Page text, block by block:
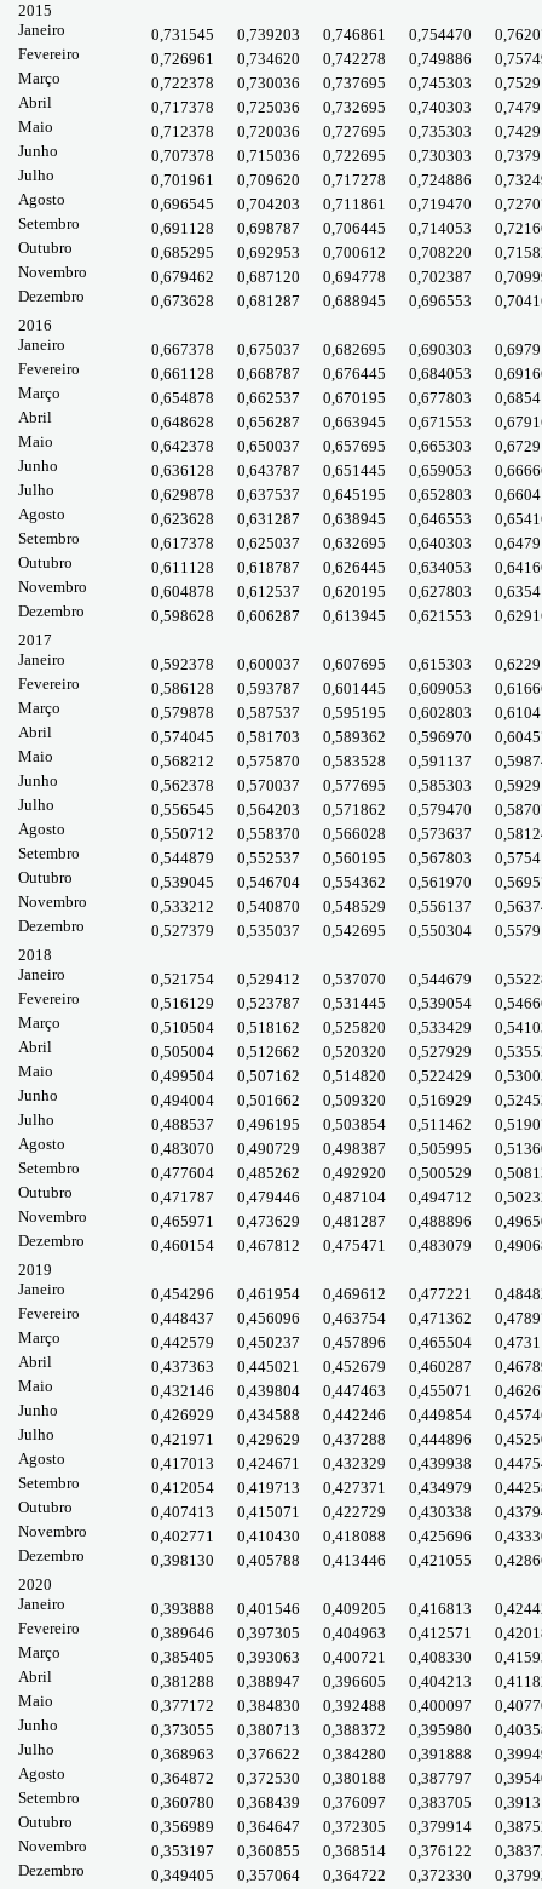
2015
Janeiro
0,731545 0,739203 0,746861 0,754470
Fevereiro
0,726961 0,734620 0,742278 0,749886
Março
0,722378 0,730036 0,737695 0,745303
Abril
0,717378 0,725036 0,732695 0,740303
Maio
0,712378 0,720036 0,727695 0,735303
Junho
0,707378 0,715036 0,722695 0,730303
Julho
0,701961 0,709620 0,717278 0,724886
Agosto
0,696545 0,704203 0,711861 0,719470
Setembro
0,691128 0,698787 0,706445 0,714053
Outubro
0,685295 0,692953 0,700612 0,708220
Novembro
0,679462 0,687120 0,694778 0,702387
Dezembro
0,673628 0,681287 0,688945 0,696553
2016
Janeiro
0,667378 0,675037 0,682695 0,690303
Fevereiro
0,661128 0,668787 0,676445 0,684053
Março
0,654878 0,662537 0,670195 0,677803
Abril
0,648628 0,656287 0,663945 0,671553
Maio
0,642378 0,650037 0,657695 0,665303
Junho
0,636128 0,643787 0,651445 0,659053
Julho
0,629878 0,637537 0,645195 0,652803
Agosto
0,623628 0,631287 0,638945 0,646553
Setembro
0,617378 0,625037 0,632695 0,640303
Outubro
0,611128 0,618787 0,626445 0,634053
Novembro
0,604878 0,612537 0,620195 0,627803
Dezembro
0,598628 0,606287 0,613945 0,621553
2017
Janeiro
0,592378 0,600037 0,607695 0,615303
Fevereiro
0,586128 0,593787 0,601445 0,609053
Março
0,579878 0,587537 0,595195 0,602803
Abril
0,574045 0,581703 0,589362 0,596970
Maio
0,568212 0,575870 0,583528 0,591137
Junho
0,562378 0,570037 0,577695 0,585303
Julho
0,556545 0,564203 0,571862 0,579470
Agosto
0,550712 0,558370 0,566028 0,573637
Setembro
0,544879 0,552537 0,560195 0,567803
Outubro
0,539045 0,546704 0,554362 0,561970
Novembro
0,533212 0,540870 0,548529 0,556137
Dezembro
0,527379 0,535037 0,542695 0,550304
2018
Janeiro
0,521754 0,529412 0,537070 0,544679
Fevereiro
0,516129 0,523787 0,531445 0,539054
Março
0,510504 0,518162 0,525820 0,533429
Abril
0,505004 0,512662 0,520320 0,527929
Maio
0,499504 0,507162 0,514820 0,522429
Junho
0,494004 0,501662 0,509320 0,516929
Julho
0,488537 0,496195 0,503854 0,511462
Agosto
0,483070 0,490729 0,498387 0,505995
Setembro
0,477604 0,485262 0,492920 0,500529
Outubro
0,471787 0,479446 0,487104 0,494712
Novembro
0,465971 0,473629 0,481287 0,488896
Dezembro
0,460154 0,467812 0,475471 0,483079
2019
Janeiro
0,454296 0,461954 0,469612 0,477221
Fevereiro
0,448437 0,456096 0,463754 0,471362
Março
0,442579 0,450237 0,457896 0,465504
Abril
0,437363 0,445021 0,452679 0,460287
Maio
0,432146 0,439804 0,447463 0,455071
Junho
0,426929 0,434588 0,442246 0,449854
Julho
0,421971 0,429629 0,437288 0,444896
Agosto
0,417013 0,424671 0,432329 0,439938
Setembro
0,412054 0,419713 0,427371 0,434979
Outubro
0,407413 0,415071 0,422729 0,430338
Novembro
0,402771 0,410430 0,418088 0,425696
Dezembro
0,398130 0,405788 0,413446 0,421055
2020
Janeiro
0,393888 0,401546 0,409205 0,416813
Fevereiro
0,389646 0,397305 0,404963 0,412571
Março
0,385405 0,393063 0,400721 0,408330
Abril
0,381288 0,388947 0,396605 0,404213
Maio
0,377172 0,384830 0,392488 0,400097
Junho
0,373055 0,380713 0,388372 0,395980
Julho
0,368963 0,376622 0,384280 0,391888
Agosto
0,364872 0,372530 0,380188 0,387797
Setembro
0,360780 0,368439 0,376097 0,383705
Outubro
0,356989 0,364647 0,372305 0,379914
Novembro
0,353197 0,360855 0,368514 0,376122
Dezembro
0,349405 0,357064 0,364722 0,372330